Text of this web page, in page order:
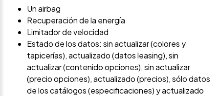
Un airbag
Recuperación de la energía
Limitador de velocidad
Estado de los datos: sin actualizar (colores y
tapicerías), actualizado (datos leasing), sin
actualizar (contenido opciones), sin actualizar
(precio opciones), actualizado (precios), sólo datos
de los catálogos (especificaciones) y actualizado